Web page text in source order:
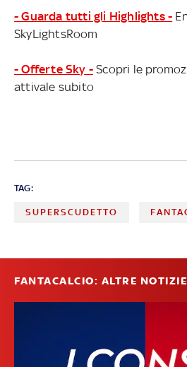
- Guarda tutti gli Highlights -
SkyLightsRoom
- Offerte Sky - Scopri le
attivale subito
TAG:
SUPERSCUDETTO
FANTACALCIO: ALTRE NOTIZIE